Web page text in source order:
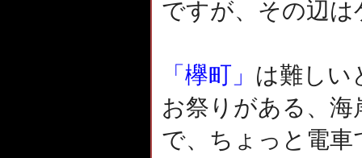
ですが、その辺
「欅町」 は難しい
お祭りがある、
で、ちょっと電車